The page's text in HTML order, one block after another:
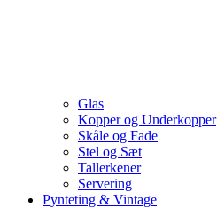
Glas
Kopper og Underkopper
Skåle og Fade
Stel og Sæt
Tallerkener
Servering
Pynteting & Vintage